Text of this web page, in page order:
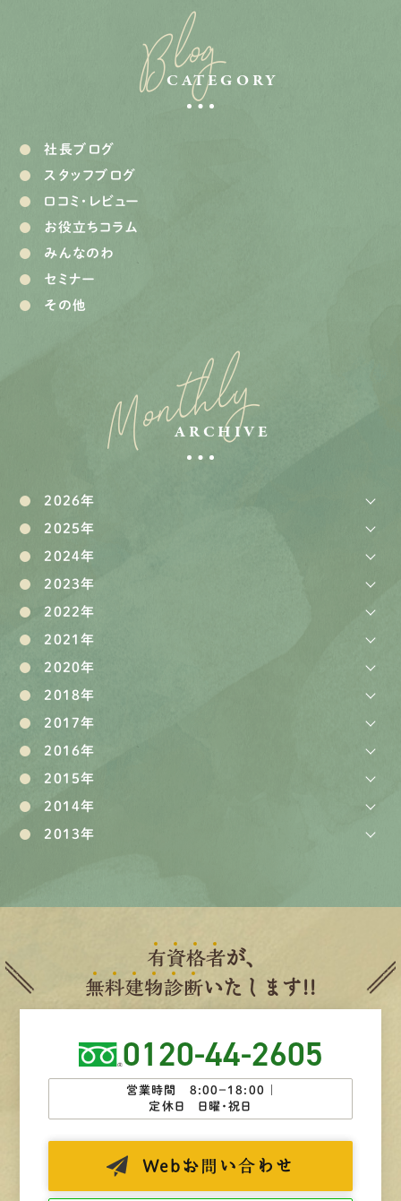
Blog
CATEGORY
社長ブログ
スタッフブログ
口コミ・レビュー
お役立ちコラム
みんなのわ
セミナー
その他
Monthly
ARCHIVE
2026年
2025年
2024年
2023年
2022年
2021年
2020年
2018年
2017年
2016年
2015年
2014年
2013年
有資格者が、
無料建物診断いたします!!
0120-44-2605
営業時間 8:00−18:00 ｜
定休日 日曜・祝日
Web お問い合わせ